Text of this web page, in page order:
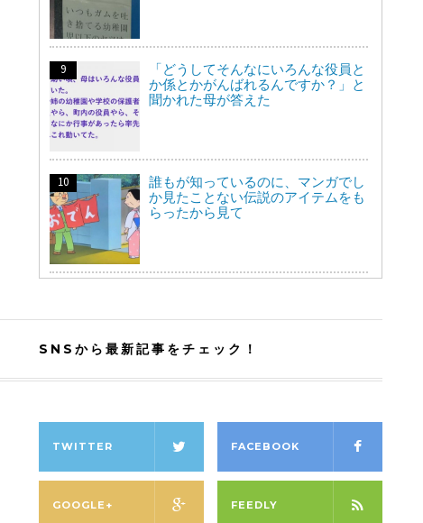
「どうしてそんなにいろんな役員と
か係とかがんばれるんですか？」と
聞かれた母が答えた
誰もが知っているのに、マンガでし
か見たことない伝説のアイテムをも
らったから見て
SNSから最新記事をチェック！
TWITTER FACEBOOK
GOOGLE+ FEEDLY